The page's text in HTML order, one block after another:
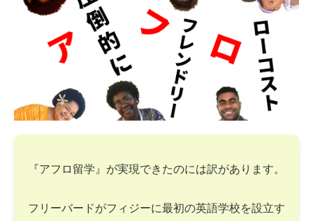
『アフロ留学』が実現できたのには訳があります。
フリーバードがフィジーに最初の英語学校を設立す